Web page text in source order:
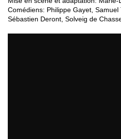
Comédiens: Philippe Gayet, Samuel
Sébastien Deront, Solveig de